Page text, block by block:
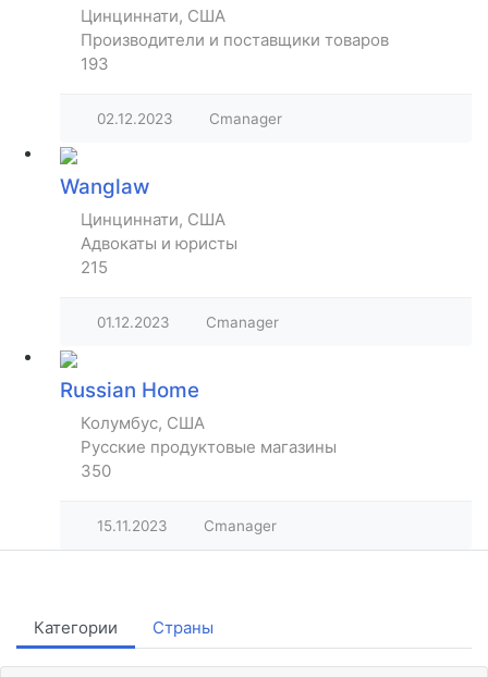
Цинциннати, США
Производители и поставщики товаров
193
02.12.2023 Cmanager
Wanglaw
Цинциннати, США
Адвокаты и юристы
215
01.12.2023 Cmanager
Russian Home
Колумбус, США
Русские продуктовые магазины
350
15.11.2023 Cmanager
Категории Страны